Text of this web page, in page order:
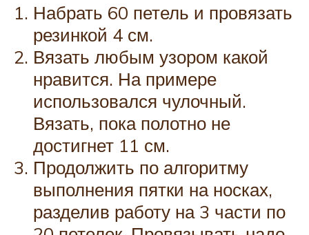
Набрать 60 петель и провязать
резинкой 4 см.
Вязать любым узором какой
нравится. На примере
использовался чулочный.
Вязать, пока полотно не
достигнет 11 см.
Продолжить по алгоритму
выполнения пятки на носках,
разделив работу на 3 части по